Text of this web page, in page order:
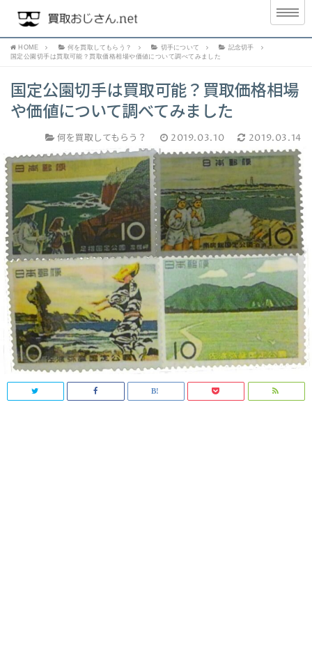
HOME 何を買取してもらう？ 切手について
記念切手
国定公園切手は買取可能？買取価格相場や価値について調べてみました
国定公園切手は買取可能？買取価格相場
や価値について調べてみました
何を買取してもらう？ 2019.03.10 2019.03.14